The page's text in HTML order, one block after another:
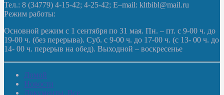
Тел.: 8 (34779) 4-15-42; 4-25-42; E–mail: kltbibl@mail.ru
Режим работы:
Основной режим с 1 сентября по 31 мая. Пн. – пт. с 9-00 ч. до
19-00 ч. (без перерыва). Суб. с 9-00 ч. до 17-00 ч. (с 13- 00 ч. до
14- 00 ч. перерыв на обед). Выходной – воскресенье
Домой
Новости
Документы. Все